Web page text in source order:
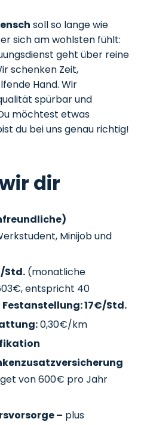
soll so lange wie
sich am wohlsten fühlt:
geht über reine
schenken Zeit,
Hand. Wir
spürbar und
möchtest etwas
du bei uns genau richtig!
dir
Minijob und
Std. (monatliche
entspricht 40
Festanstellung: 17€/Std.
0,30€/km
von 600€ pro Jahr
– plus